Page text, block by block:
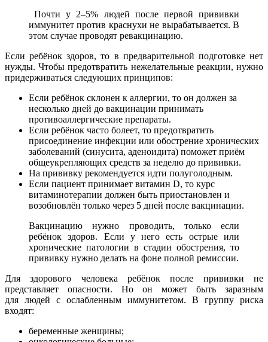
Почти у 2–5% людей после первой прививки
иммунитет против краснухи не вырабатывается. В
этом случае проводят ревакцинацию.
Если ребёнок здоров, то в предварительной подготовке нет
нужды. Чтобы предотвратить нежелательные реакции, нужно
придерживаться следующих принципов:
Если ребёнок склонен к аллергии, то он должен за
несколько дней до вакцинации принимать
противоаллергические препараты.
Если ребёнок часто болеет, то предотвратить
присоединение инфекции или обострение хронических
заболеваний (синусита, аденоидита) поможет приём
общеукрепляющих средств за неделю до прививки.
На прививку рекомендуется идти полуголодным.
Если пациент принимает витамин D, то курс
витаминотерапии должен быть приостановлен и
возобновлён только через 5 дней после вакцинации.
Вакцинацию нужно проводить, только если
ребёнок здоров. Если у него есть острые или
хронические патологии в стадии обострения, то
прививку нужно делать на фоне полной ремиссии.
Для здорового человека ребёнок после прививки не
представляет опасности. Но он может быть заразным
для людей с ослабленным иммунитетом. В группу риска
входят:
беременные женщины;